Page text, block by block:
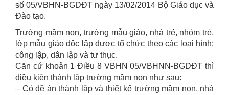
số 05/VBHN-BGDĐT ngày 13/02/2014 Bộ Giáo dục và
Đào tạo.
Trường mầm non, trường mẫu giáo, nhà trẻ, nhóm trẻ,
lớp mẫu giáo độc lập được tổ chức theo các loại hình:
công lập, dân lập và tư thục.
Căn cứ khoản 1 Điều 8 VBHN 05/VBHNN-BGDĐT thì
điều kiện thành lập trường mầm non như sau:
– Có đề án thành lập và thiết kế trường mầm non, nhà